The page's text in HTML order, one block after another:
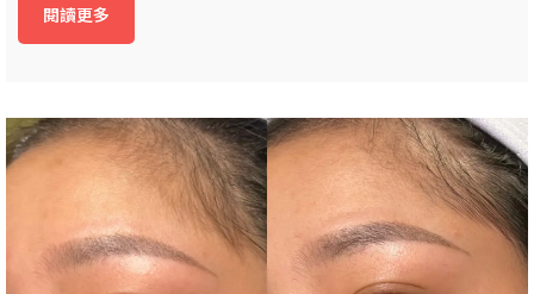
閱讀更多